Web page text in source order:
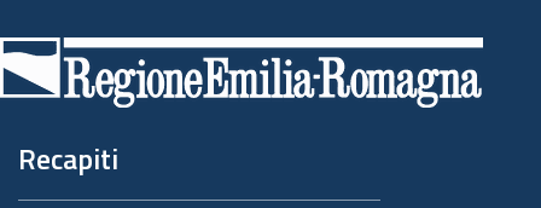
di
pagina
Recapiti